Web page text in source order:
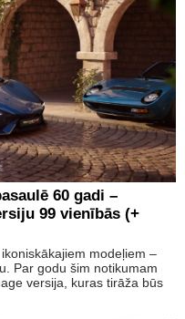
60 gadi –
99 vienībās (+
modeļiem –
Par godu šim notikumam
versija, kuras tirāža būs